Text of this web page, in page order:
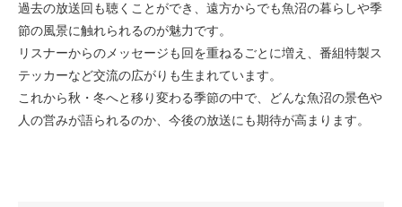
過去の放送回も聴くことができ、遠方からでも魚沼の暮らしや季
節の風景に触れられるのが魅力です。
リスナーからのメッセージも回を重ねるごとに増え、番組特製ス
テッカーなど交流の広がりも生まれています。
これから秋・冬へと移り変わる季節の中で、どんな魚沼の景色や
人の営みが語られるのか、今後の放送にも期待が高まります。